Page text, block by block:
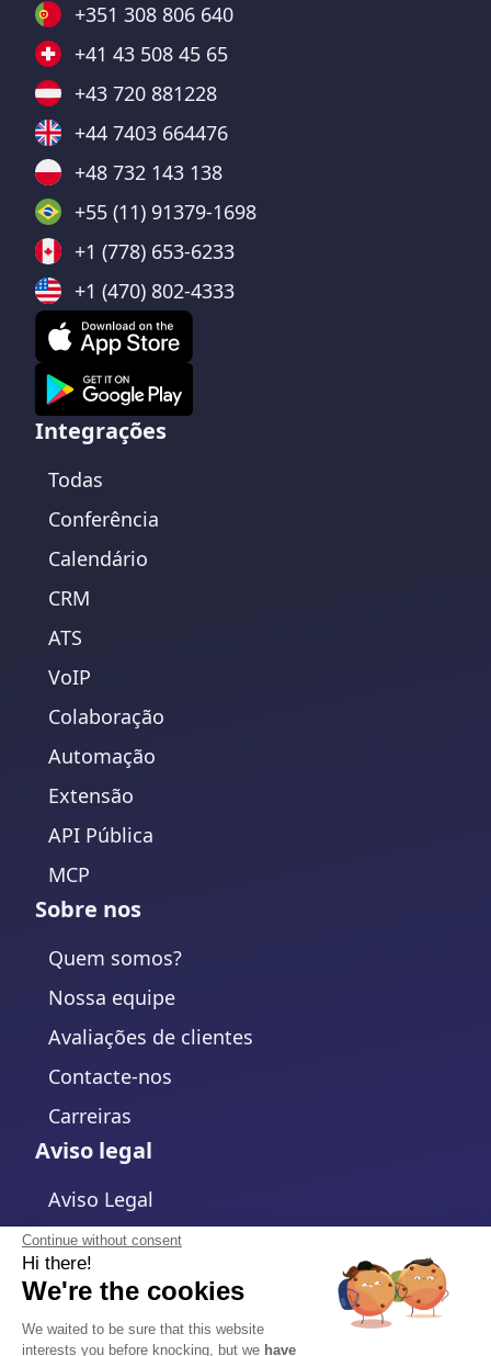
Continue without consent
Hi there!
We're the cookies
We waited to be sure that this website
interests you before knocking, but we have
+351 308 806 640
+41 43 508 45 65
+43 720 881228
+44 7403 664476
+48 732 143 138
+55 (11) 91379-1698
+1 (778) 653-6233
+1 (470) 802-4333
Integrações
Todas
Conferência
Calendário
CRM
ATS
VoIP
Colaboração
Automação
Extensão
API Pública
MCP
Sobre nos
Quem somos?
Nossa equipe
Avaliações de clientes
Contacte-nos
Carreiras
Aviso legal
Aviso Legal
Política de Privacidade
Política de cookies
Alterar configurações de cookies